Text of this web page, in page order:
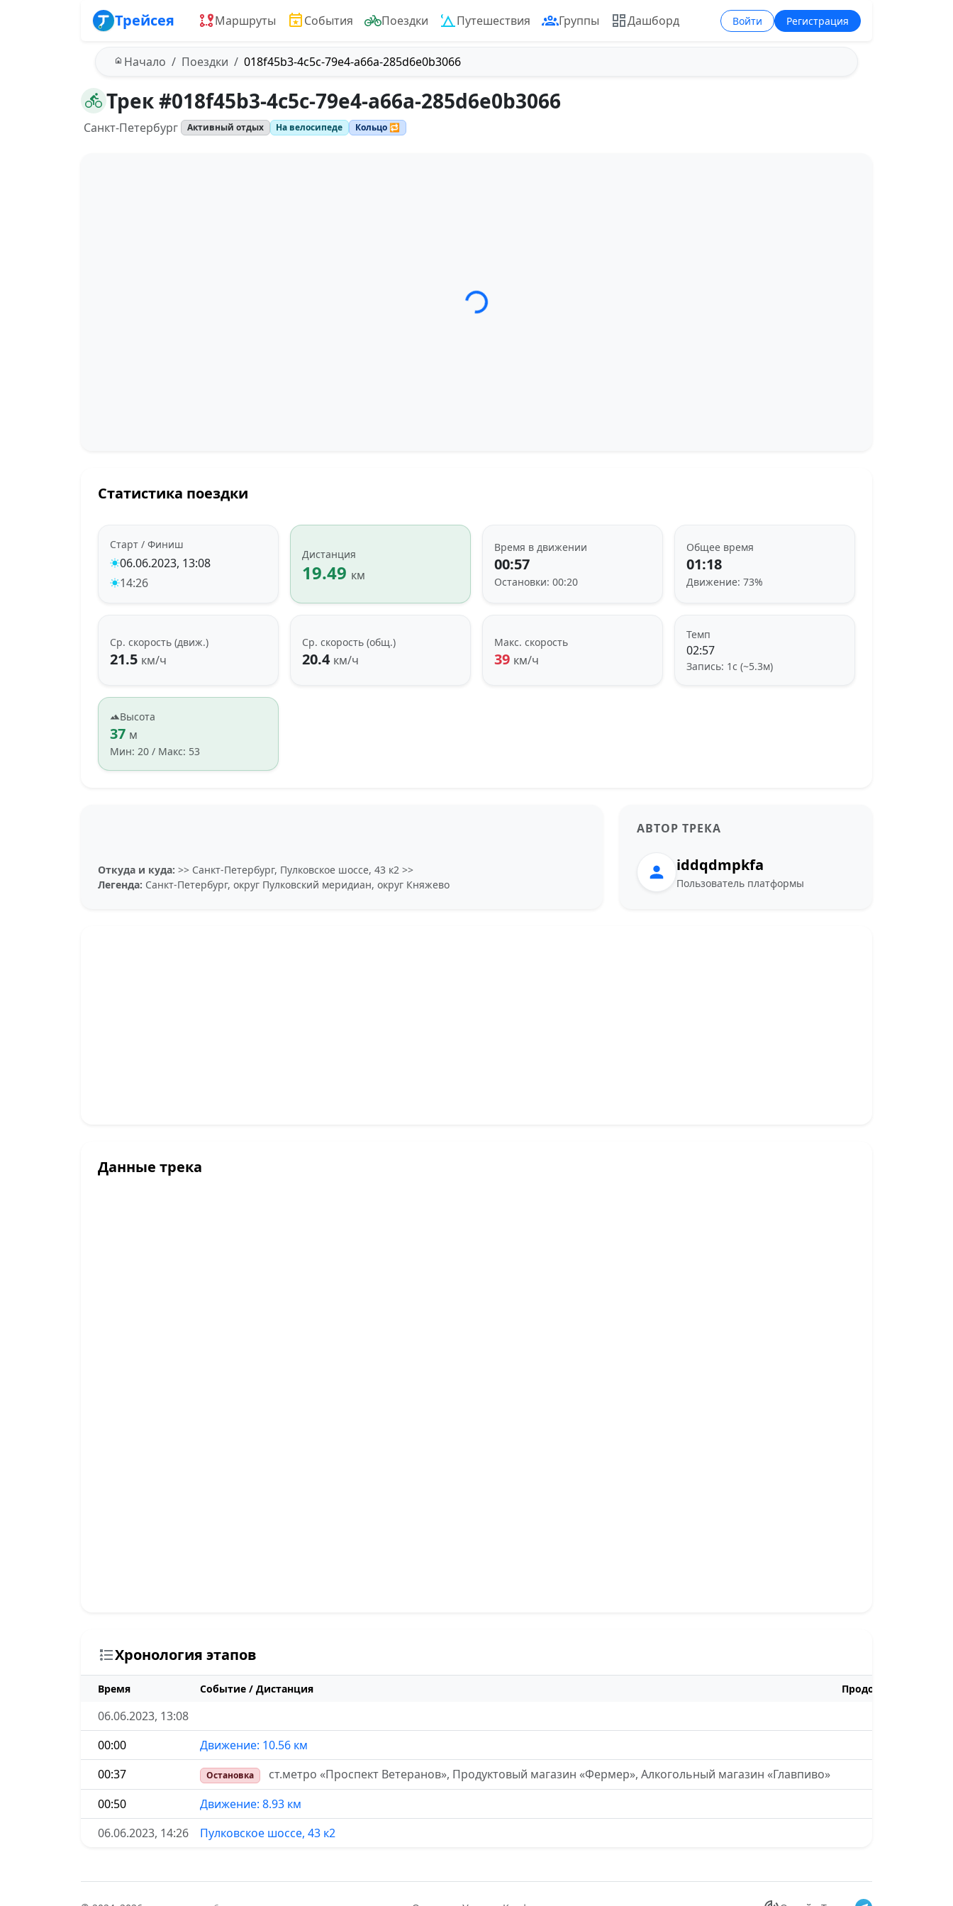
Трейсея Маршруты События Поездки Путешествия Группы Дашборд Войти Регистрация
Начало Поездки 018f45b3-4c5c-79e4-a66a-285d6e0b3066
Трек #018f45b3-4c5c-79e4-a66a-285d6e0b3066
Санкт-Петербург Активный отдых На велосипеде Кольцо 🔁
Загрузка трека...
Статистика поездки
Старт / Финиш
06.06.2023, 13:08
14:26
Дистанция
19.49 км
Время в движении
00:57
Остановки: 00:20
Общее время
01:18
Движение: 73%
Ср. скорость (движ.)
21.5 км/ч
Ср. скорость (общ.)
20.4 км/ч
Макс. скорость
39 км/ч
Темп
02:57
Запись: 1с (~5.3м)
Высота
37 м
Мин: 20 / Макс: 53
Откуда и куда: >> Санкт-Петербург, Пулковское шоссе, 43 к2 >>
Легенда: Санкт-Петербург, округ Пулковский меридиан, округ Княжево
АВТОР ТРЕКА
iddqdmpkfa
Пользователь платформы
Данные трека
Хронология этапов
Время Событие / Дистанция Продолжительность
06.06.2023, 13:08
00:00
Движение: 10.56 км
00:37
Остановка ст.метро «Проспект Ветеранов», Продуктовый магазин «Фермер», Алкогольный магазин «Главпиво»
00:50
Движение: 8.93 км
06.06.2023, 14:26
Пулковское шоссе, 43 к2